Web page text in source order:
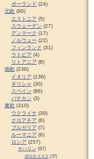
ポーランド (24)
北欧 (90)
エストニア (5)
スウェーデン (27)
デンマーク (17)
ノルウェー (22)
フィンランド (31)
ラトビア (4)
リトアニア (8)
南欧 (238)
イタリア (136)
ギリシャ (30)
スペイン (86)
バチカン (3)
東欧 (310)
ウクライナ (39)
クロアチア (6)
ブルガリア (7)
ルーマニア (6)
ロシア (257)
サハリン (67)
ポロナイスク (37)